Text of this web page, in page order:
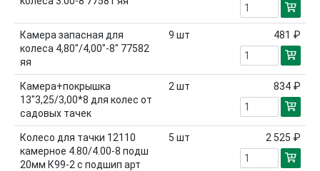
Камера запасная для
колеса 4,80"/4,00"-8" 77582
яя
9 шт 481 ₽
Камера+покрышка
13"3,25/3,00*8 для колес от
садовых тачек
2 шт 834 ₽
Колесо для тачки 12110
камерное 4.80/4.00-8 подш
20мм К99-2 с подшип арт
5 шт 2 525 ₽